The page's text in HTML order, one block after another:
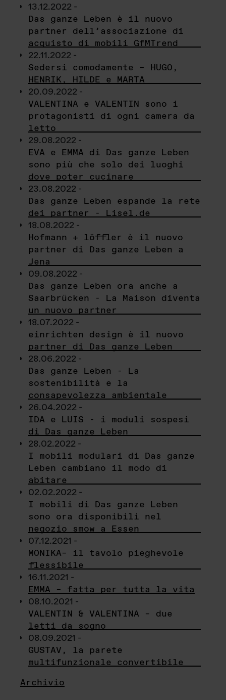
13.12.2022 -
Das ganze Leben è il nuovo
partner dell’associazione di
acquisto di mobili GfMTrend
22.11.2022 -
Sedersi comodamente – HUGO,
HENRIK, HILDE e MARTA
20.09.2022 -
VALENTINA e VALENTIN sono i
protagonisti di ogni camera da
letto
29.08.2022 -
EVA e EMMA di Das ganze Leben
sono più che solo dei luoghi
dove poter cucinare
23.08.2022 -
Das ganze Leben espande la rete
dei partner - Lisel.de
18.08.2022 -
Hofmann + löffler è il nuovo
partner di Das ganze Leben a
Jena
09.08.2022 -
Das ganze Leben ora anche a
Saarbrücken - La Maison diventa
un nuovo partner
18.07.2022 -
einrichten design è il nuovo
partner di Das ganze Leben
28.06.2022 -
Das ganze Leben - La
sostenibilità e la
consapevolezza ambientale
26.04.2022 -
IDA e LUIS - i moduli sospesi
di Das ganze Leben
28.02.2022 -
I mobili modulari di Das ganze
Leben cambiano il modo di
abitare
02.02.2022 -
I mobili di Das ganze Leben
sono ora disponibili nel
negozio smow a Essen
07.12.2021 -
MONIKA– il tavolo pieghevole
flessibile
16.11.2021 -
EMMA – fatta per tutta la vita
08.10.2021 -
VALENTIN & VALENTINA – due
letti da sogno
08.09.2021 -
GUSTAV, la parete
multifunzionale convertibile
Archivio